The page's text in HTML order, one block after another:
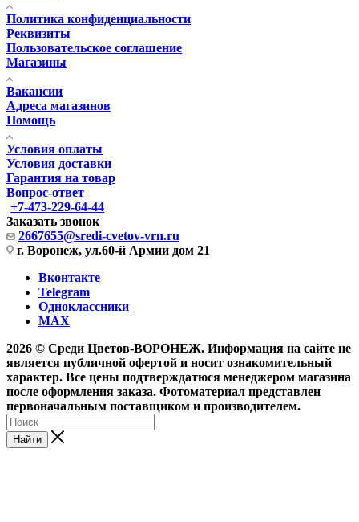
Политика конфиденциальности
Реквизиты
Пользовательское соглашение
Магазины
Вакансии
Адреса магазинов
Помощь
Условия оплаты
Условия доставки
Гарантия на товар
Вопрос-ответ
+7-473-229-64-44
Заказать звонок
2667655@sredi-cvetov-vrn.ru
г. Воронеж, ул.60-й Армии дом 21
Вконтакте
Telegram
Одноклассники
MAX
2026 © Среди Цветов-ВОРОНЕЖ. Информация на сайте не
является публичной офертой и носит ознакомительный
характер. Все цены подтверждатюся менеджером магазина
после оформления заказа. Фотоматериал представлен
первоначальным поставщиком и производителем.
Найти